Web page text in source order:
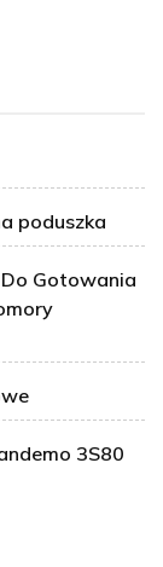
poduszka
Gotowania
3S80